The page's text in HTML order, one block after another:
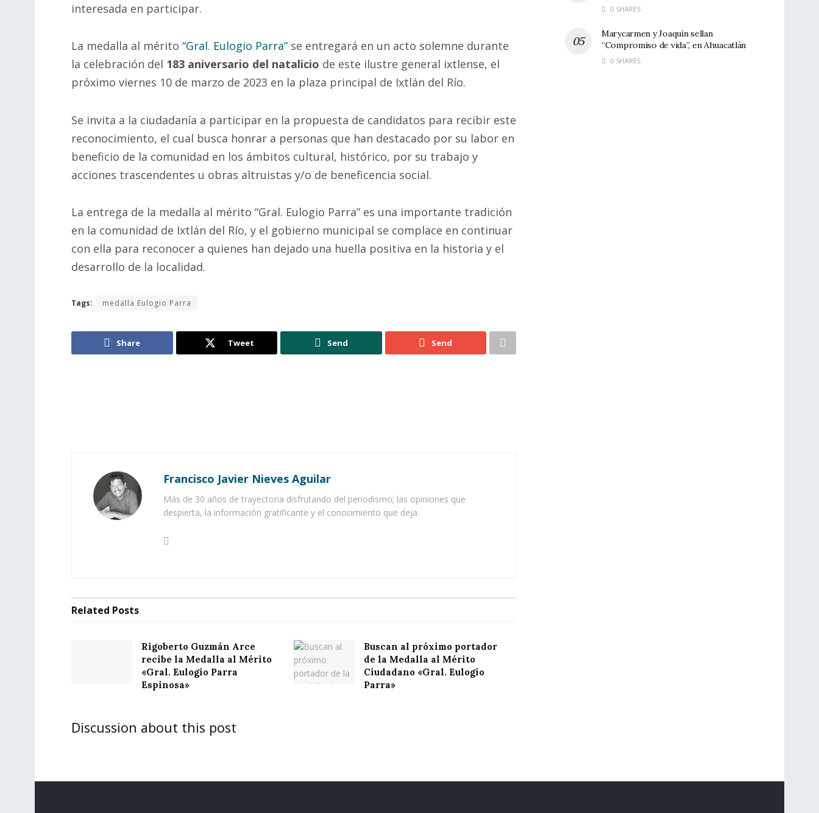
interesada en participar.
La medalla al mérito “Gral. Eulogio Parra” se entregará en un acto solemne durante
la celebración del 183 aniversario del natalicio de este ilustre general ixtlense, el
próximo viernes 10 de marzo de 2023 en la plaza principal de Ixtlán del Río.
Se invita a la ciudadanía a participar en la propuesta de candidatos para recibir este
reconocimiento, el cual busca honrar a personas que han destacado por su labor en
beneficio de la comunidad en los ámbitos cultural, histórico, por su trabajo y
acciones trascendentes u obras altruistas y/o de beneficencia social.
La entrega de la medalla al mérito “Gral. Eulogio Parra” es una importante tradición
en la comunidad de Ixtlán del Río, y el gobierno municipal se complace en continuar
con ella para reconocer a quienes han dejado una huella positiva en la historia y el
desarrollo de la localidad.
Tags: medalla Eulogio Parra
Share Tweet Send Send
Francisco Javier Nieves Aguilar
Más de 30 años de trayectoria disfrutando del periodismo; las opiniones que
despierta, la información gratificante y el conocimiento que deja.
Related Posts
Rigoberto Guzmán Arce
recibe la Medalla al Mérito
«Gral. Eulogio Parra
Espinosa»
Buscan al próximo portador
de la Medalla al Mérito
Ciudadano «Gral. Eulogio
Parra»
Discussion about this post
0 SHARES
Marycarmen y Joaquín sellan
“Compromiso de vida”, en Ahuacatlán
0 SHARES